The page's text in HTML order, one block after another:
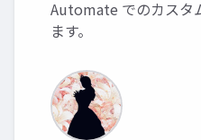
Automate でのカスタ
ます。